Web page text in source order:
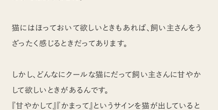
猫にはほっておいて欲しいときもあれば、飼い主さんをう
ざったく感じるときだってあります。
しかし、どんなにクールな猫にだって飼い主さんに甘やか
して欲しいときがあるんです。
『甘やかして』『かまって』というサインを猫が出していると